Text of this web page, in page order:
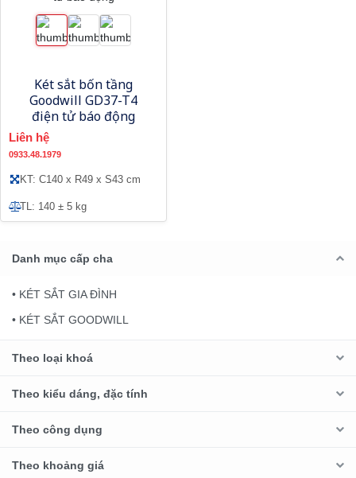
Két sắt bốn tầng
Goodwill GD37-T4
điện tử báo động
Liên hệ
0933.48.1979
KT: C140 x R49 x S43 cm
TL: 140 ± 5 kg
Danh mục cấp cha
• KÉT SẮT GIA ĐÌNH
• KÉT SẮT GOODWILL
Theo loại khoá
Theo kiểu dáng, đặc tính
Theo công dụng
Theo khoảng giá